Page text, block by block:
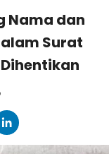
Nama dan
Surat